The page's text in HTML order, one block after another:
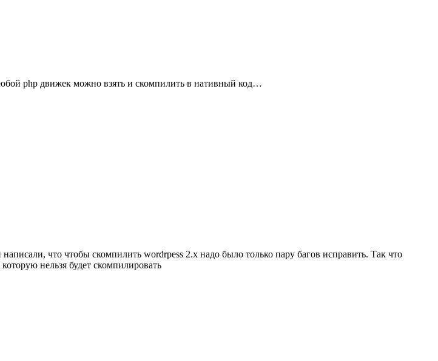
php движек можно взять и скомпилить в нативный код…
что чтобы скомпилить wordrpess 2.x надо было только пару багов исправить. Так что
нельзя будет скомпилировать